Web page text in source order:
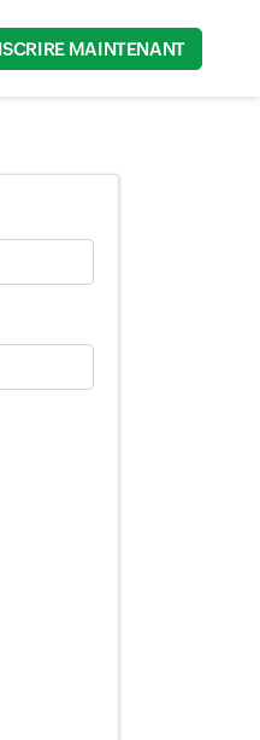
and more...
MAINTENANT